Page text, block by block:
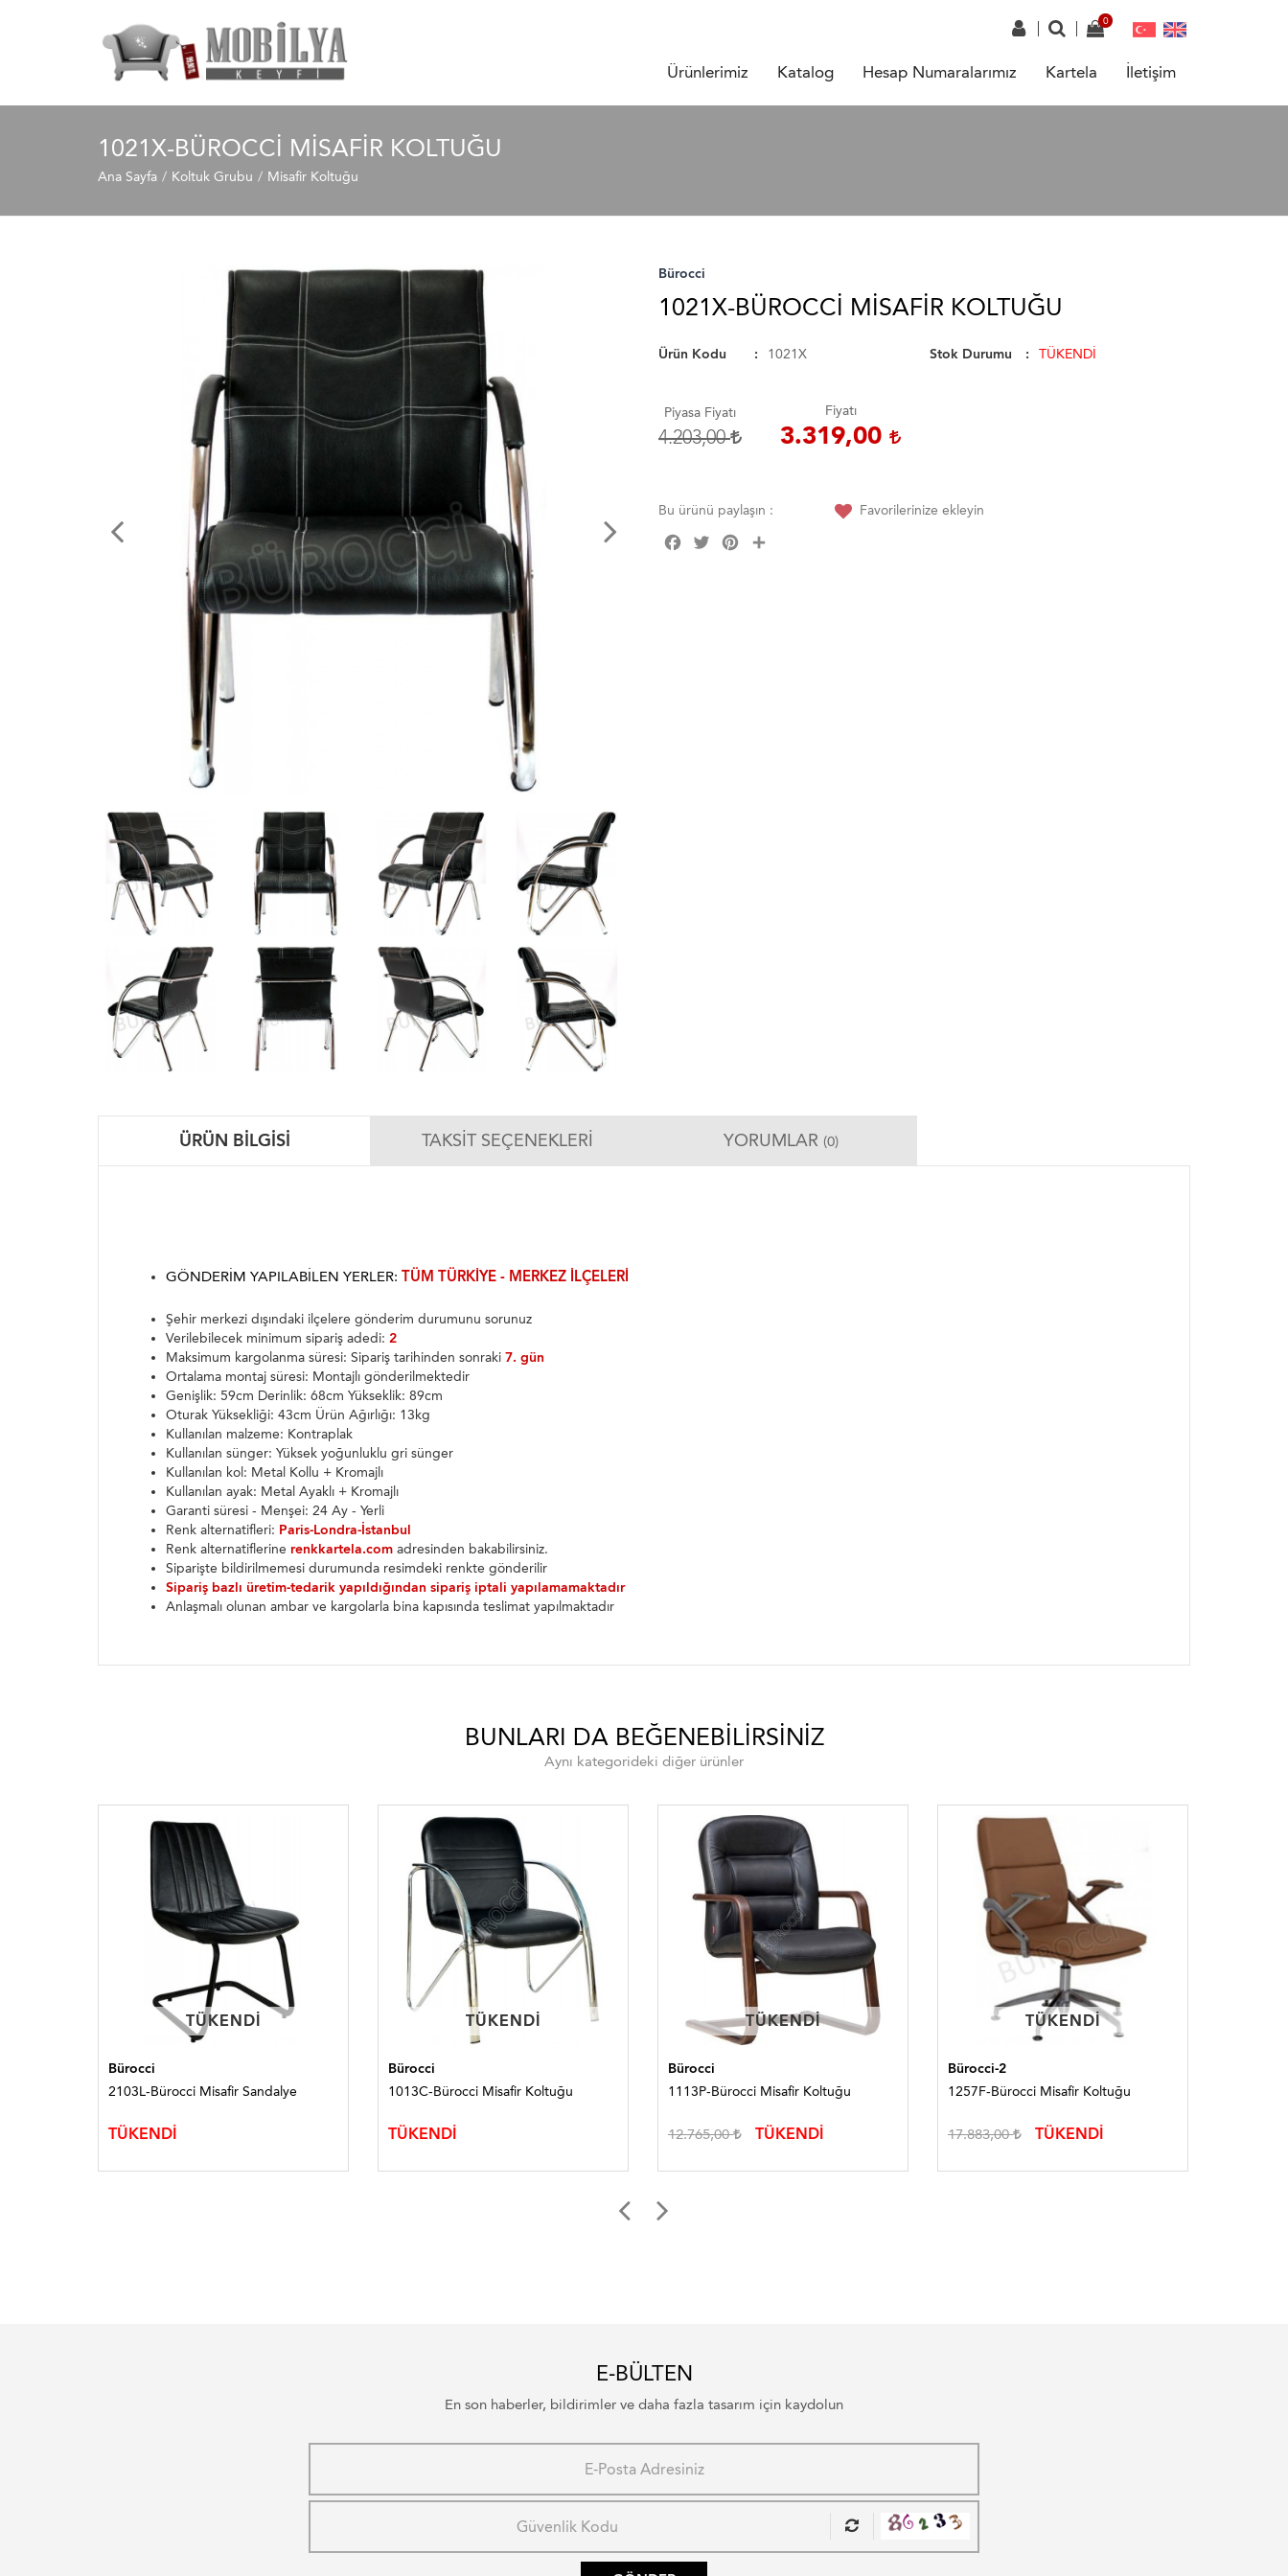
Ürünlerimiz Katalog Hesap Numaralarımız Kartela İletişim
1021X-BÜROCCI MISAFIR KOLTUĞU
Ana Sayfa Koltuk Grubu Misafir Koltuğu
Bürocci
1021X-BÜROCCI MISAFIR KOLTUĞU
Ürün Kodu 1021X Stok Durumu TÜKENDİ
Piyasa Fiyatı
4.203,00
Fiyatı
3.319,00
Bu ürünü paylaşın :
FacebookTwitterPinterest
Favorilerinize ekleyin
ÜRÜN BILGISI TAKSIT SEÇENEKLERI YORUMLAR (0)
GÖNDERIM YAPILABILEN YERLER: TÜM TÜRKIYE - MERKEZ ILÇELERI
Şehir merkezi dışındaki ilçelere gönderim durumunu sorunuz
Verilebilecek minimum sipariş adedi: 2
Maksimum kargolanma süresi: Sipariş tarihinden sonraki 7. gün
Ortalama montaj süresi: Montajlı gönderilmektedir
Genişlik: 59cm Derinlik: 68cm Yükseklik: 89cm
Oturak Yüksekliği: 43cm Ürün Ağırlığı: 13kg
Kullanılan malzeme: Kontraplak
Kullanılan sünger: Yüksek yoğunluklu gri sünger
Kullanılan kol: Metal Kollu + Kromajlı
Kullanılan ayak: Metal Ayaklı + Kromajlı
Garanti süresi - Menşei: 24 Ay - Yerli
Renk alternatifleri: Paris-Londra-İstanbul
Renk alternatiflerine renkkartela.com adresinden bakabilirsiniz.
Siparişte bildirilmemesi durumunda resimdeki renkte gönderilir
Sipariş bazlı üretim-tedarik yapıldığından sipariş iptali yapılamamaktadır
Anlaşmalı olunan ambar ve kargolarla bina kapısında teslimat yapılmaktadır
BUNLARI DA BEĞENEBILIRSINIZ
Aynı kategorideki diğer ürünler
TÜKENDI
TÜKENDI
Bürocci
2103L-Bürocci Misafir Sandalye
TÜKENDİ
TÜKENDI
TÜKENDI
Bürocci
1013C-Bürocci Misafir Koltuğu
TÜKENDİ
TÜKENDI
TÜKENDI
Bürocci
1113P-Bürocci Misafir Koltuğu
12.765,00 TÜKENDİ
TÜKENDI
TÜKENDI
Bürocci-2
1257F-Bürocci Misafir Koltuğu
17.883,00 TÜKENDİ
E-BÜLTEN
En son haberler, bildirimler ve daha fazla tasarım için kaydolun